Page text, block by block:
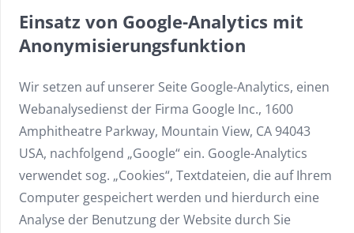
Einsatz von Google-Analytics mit
Anonymisierungsfunktion
Wir setzen auf unserer Seite Google-Analytics, einen
Webanalysedienst der Firma Google Inc., 1600
Amphitheatre Parkway, Mountain View, CA 94043
USA, nachfolgend „Google“ ein. Google-Analytics
verwendet sog. „Cookies“, Textdateien, die auf Ihrem
Computer gespeichert werden und hierdurch eine
Analyse der Benutzung der Website durch Sie